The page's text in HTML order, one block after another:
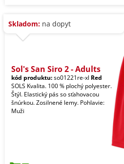
Skladom: na dopyt
Sol's San Siro 2 - Adults
kód produktu:so01221re-xl Red
SOLS Kvalita. 100 % plochý polyester.
Štýl. Elastický pás so sťahovacou
šnúrkou. Zosilnené lemy. Pohlavie:
Muži